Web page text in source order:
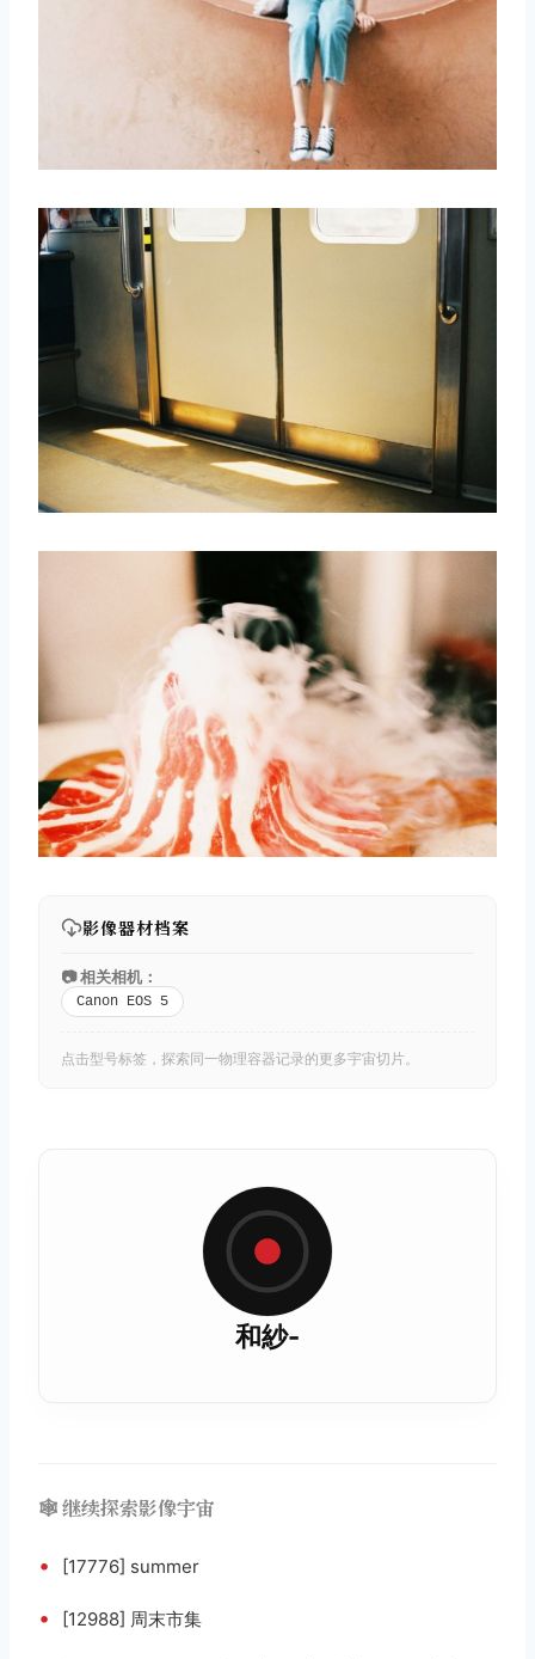
影像器材档案
📷 相关相机：
Canon EOS 5
点击型号标签，探索同一物理容器记录的更多宇宙切片。
和紗-
🕸️ 继续探索影像宇宙
• [17776] summer
• [12988] 周末市集
取消